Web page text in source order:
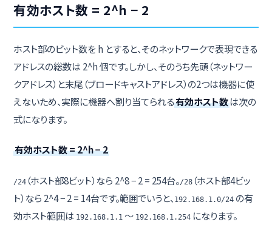
有効ホスト数 = 2^h − 2
ホスト部のビット数を h とすると、そのネットワークで表現できる
アドレスの総数は 2^h 個です。しかし、そのうち先頭（ネットワー
クアドレス）と末尾（ブロードキャストアドレス）の2つは機器に使
えないため、実際に機器へ割り当てられる有効ホスト数は次の
式になります。
有効ホスト数 = 2^h − 2
/24 （ホスト部8ビット）なら 2^8 − 2 = 254台。/28 （ホスト部4ビッ
ト）なら 2^4 − 2 = 14台です。範囲でいうと、 192.168.1.0/24 の有
効ホスト範囲は 192.168.1.1 〜 192.168.1.254 になります。